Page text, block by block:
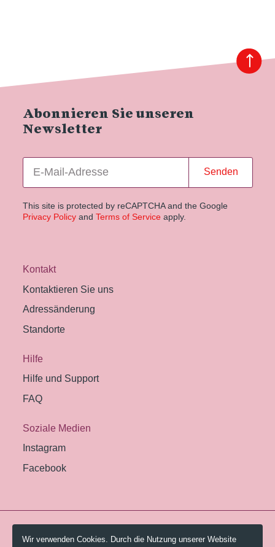
Abonnieren Sie unseren
Newsletter
Senden
This site is protected by reCAPTCHA and the Google
Privacy Policyand Terms of Service apply.
Kontakt
Kontaktieren Sie uns
Adressänderung
Standorte
Hilfe
Hilfe und Support
FAQ
Soziale Medien
Instagram
Facebook
© 2026 Pestalozzi-Bibliothek Zürich.
Wir verwenden Cookies. Durch die Nutzung unserer Website